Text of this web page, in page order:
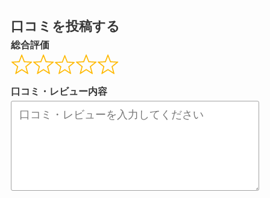
口コミを投稿する
総合評価
口コミ・レビュー内容